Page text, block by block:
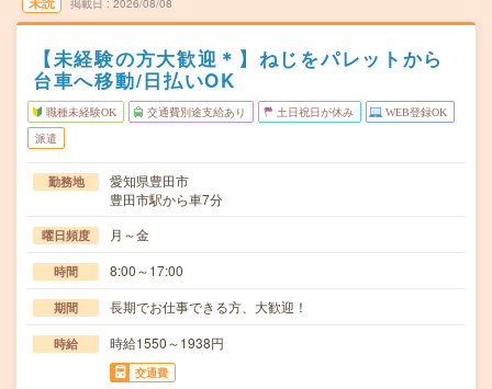
掲載日 2026/08/08
【未経験の方大歓迎＊】ねじをパレットから
台車へ移動/日払いOK
職種未経験OK 交通費別途支給あり 土日祝日が休み WEB登録OK
派遣
勤務地
愛知県豊田市
豊田市駅から車7分
曜日頻度 月～金
時間 8:00～17:00
期間 長期でお仕事できる方、大歓迎！
時給 時給1550～1938円
交通費